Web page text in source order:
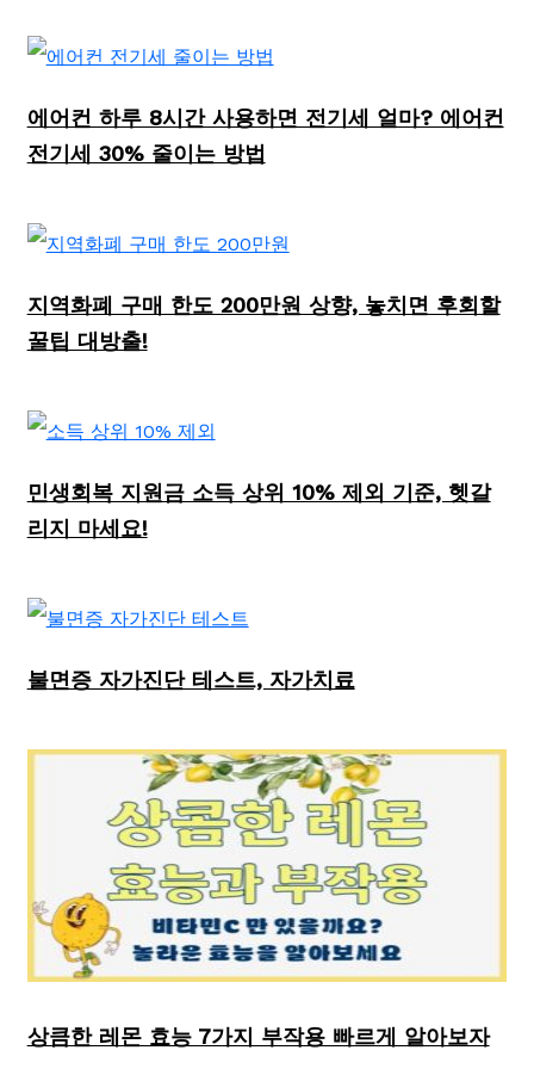
에어컨 하루 8시간 사용하면 전기세 얼마? 에어컨
전기세 30% 줄이는 방법
지역화폐 구매 한도 200만원 상향, 놓치면 후회할
꿀팁 대방출!
민생회복 지원금 소득 상위 10% 제외 기준, 헷갈
리지 마세요!
불면증 자가진단 테스트, 자가치료
상큼한 레몬 효능 7가지 부작용 빠르게 알아보자